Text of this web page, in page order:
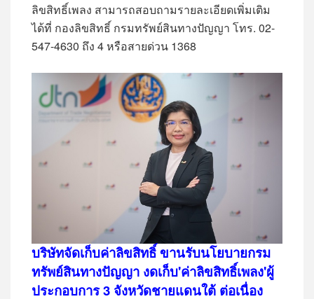
ลิขสิทธิ์เพลง สามารถสอบถามรายละเอียดเพิ่มเติม
ได้ที่ กองลิขสิทธิ์ กรมทรัพย์สินทางปัญญา โทร. 02-
547-4630 ถึง 4 หรือสายด่วน 1368
บริษัทจัดเก็บค่าลิขสิทธิ์ ขานรับนโยบายกรม
ทรัพย์สินทางปัญญา งดเก็บ'ค่าลิขสิทธิ์เพลง'ผู้
ประกอบการ 3 จังหวัดชายแดนใต้ ต่อเนื่อง